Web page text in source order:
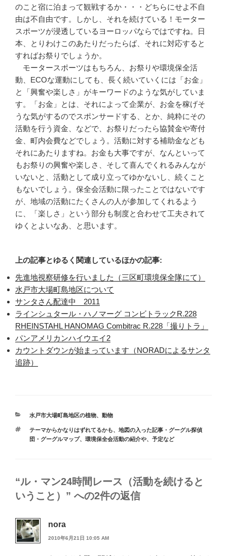
のこと宿に泊まって観戦するか・・・どちらにせよ不自
由は不自由です。しかし、それを続けている！モーター
スポーツが浸透しているヨーロッパならではですね。日
本、とりわけこのあたりだったらば、それに対応すると
すればお祭りでしょうか。
モータースポーツはもちろん、お祭りや環境保全活
動、ECOな運動にしても、長く続いていくには「お金」
と「興奮や楽しさ」がキーワードのような気がしていま
す。「お金」とは、それによって企業が、お金を稼げそ
うな気がするのでスポンサードする、とか、純粋にその
活動を行う資金、などで、お祭りだったら協賛金や寄付
金、町内会費などでしょう。活動に対する補助金なども
それにあたりますね。お金も大事ですが、なんといって
もお祭りの興奮や楽しさ、そして喜んでくれるみんなが
いないと、活動として成り立ってゆかないし、続くこと
もないでしょう。保全会活動に限ったことではないです
が、地域の活動にたくさんの人が参加してくれるよう
に、「楽しさ」という部分も制度と合わせて工夫されて
ゆくとよいなあ、と思います。
上の記事とゆるく関連しているほかの記事:
先進地視察研修を行いました（三区町環境保全隊にて）
水戸市大場町島地区について
サンタさん配達中 2011
ラインシュタール・ハノマーグ コンビトラックR.228
RHEINSTAHL HANOMAG Combitrac R.228「撮りトラ」
パンアメリカンハイウエイ2
カウントダウンが始まっています（NORADによるサンタ
追跡）
カ
ゴ
リ
水戸市大場町島地区の植物、動物
タ
グ
テーマからかなりはずれてるかも、 地図の入った記事・グーグル探偵
団・グーグルマップ、 環境保全会活動の紹介や、予定など
“ル・マン24時間レース（活動を続けると
いうこと）” への2件の返信
nora
2010年6月21日 10:05 AM